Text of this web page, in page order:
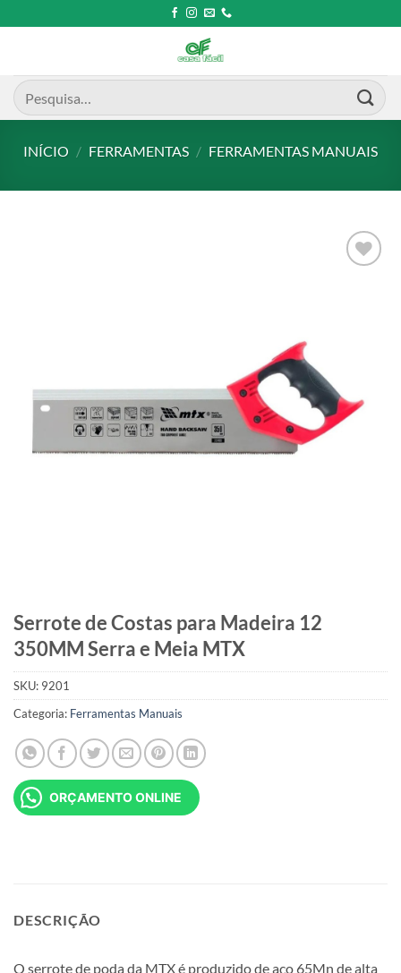
to
Pesquisar
por:
INÍCIO / FERRAMENTAS / FERRAMENTAS MANUAIS
Serrote de Costas para Madeira 12
350MM Serra e Meia MTX
SKU: 9201
Categoria: Ferramentas Manuais
ORÇAMENTO ONLINE
DESCRIÇÃO
O serrote de poda da MTX é produzido de aço 65Mn de alta